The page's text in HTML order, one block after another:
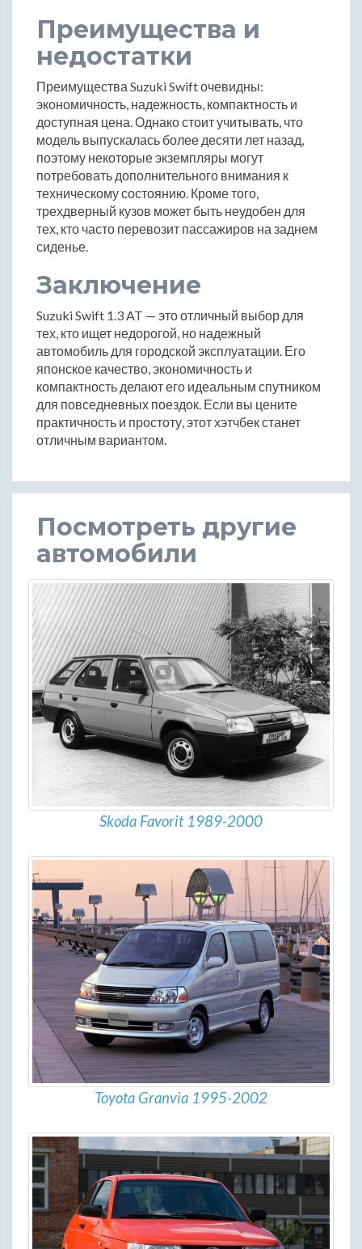
Преимущества и
недостатки
Преимущества Suzuki Swift очевидны:
экономичность, надежность, компактность и
доступная цена. Однако стоит учитывать, что
модель выпускалась более десяти лет назад,
поэтому некоторые экземпляры могут
потребовать дополнительного внимания к
техническому состоянию. Кроме того,
трехдверный кузов может быть неудобен для
тех, кто часто перевозит пассажиров на заднем
сиденье.
Заключение
Suzuki Swift 1.3 AT — это отличный выбор для
тех, кто ищет недорогой, но надежный
автомобиль для городской эксплуатации. Его
японское качество, экономичность и
компактность делают его идеальным спутником
для повседневных поездок. Если вы цените
практичность и простоту, этот хэтчбек станет
отличным вариантом.
Посмотреть другие
автомобили
Skoda Favorit 1989-2000
Toyota Granvia 1995-2002